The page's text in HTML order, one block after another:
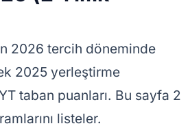
2026 tercih döneminde
2025 yerleştirme
taban puanları. Bu sayfa 2
listeler.